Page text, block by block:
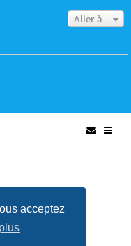
acceptez
Aller à